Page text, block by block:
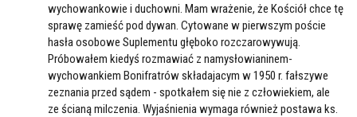
wychowankowie i duchowni. Mam wrażenie, że Kościół chce tę
sprawę zamieść pod dywan. Cytowane w pierwszym poście
hasła osobowe Suplementu głęboko rozczarowywują.
Próbowałem kiedyś rozmawiać z namysłowianinem-
wychowankiem Bonifratrów składajacym w 1950 r. fałszywe
zeznania przed sądem - spotkałem się nie z człowiekiem, ale
ze ścianą milczenia. Wyjaśnienia wymaga również postawa ks.